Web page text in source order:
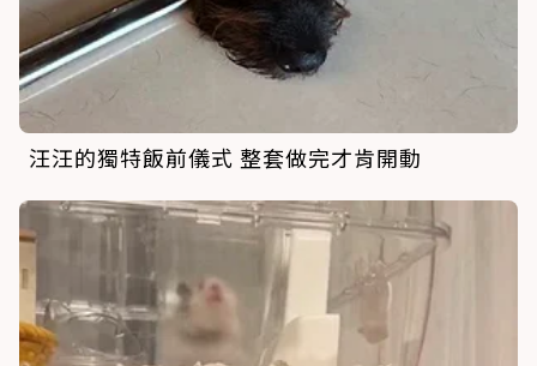
汪汪的獨特飯前儀式 整套做完才肯開動